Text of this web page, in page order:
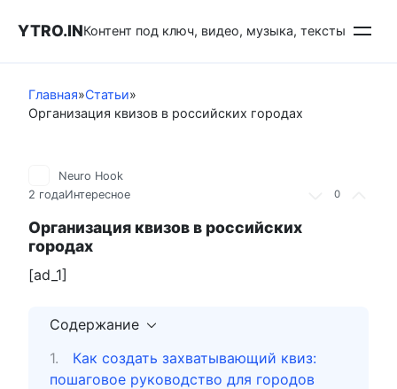
YTRO.INКонтент под ключ, видео, музыка, тексты
Главная»Статьи»
Организация квизов в российских городах
0
Neuro Hook
2 годаИнтересное
Организация квизов в российских
городах
[ad_1]
Содержание
Как создать захватывающий квиз:
пошаговое руководство для городов